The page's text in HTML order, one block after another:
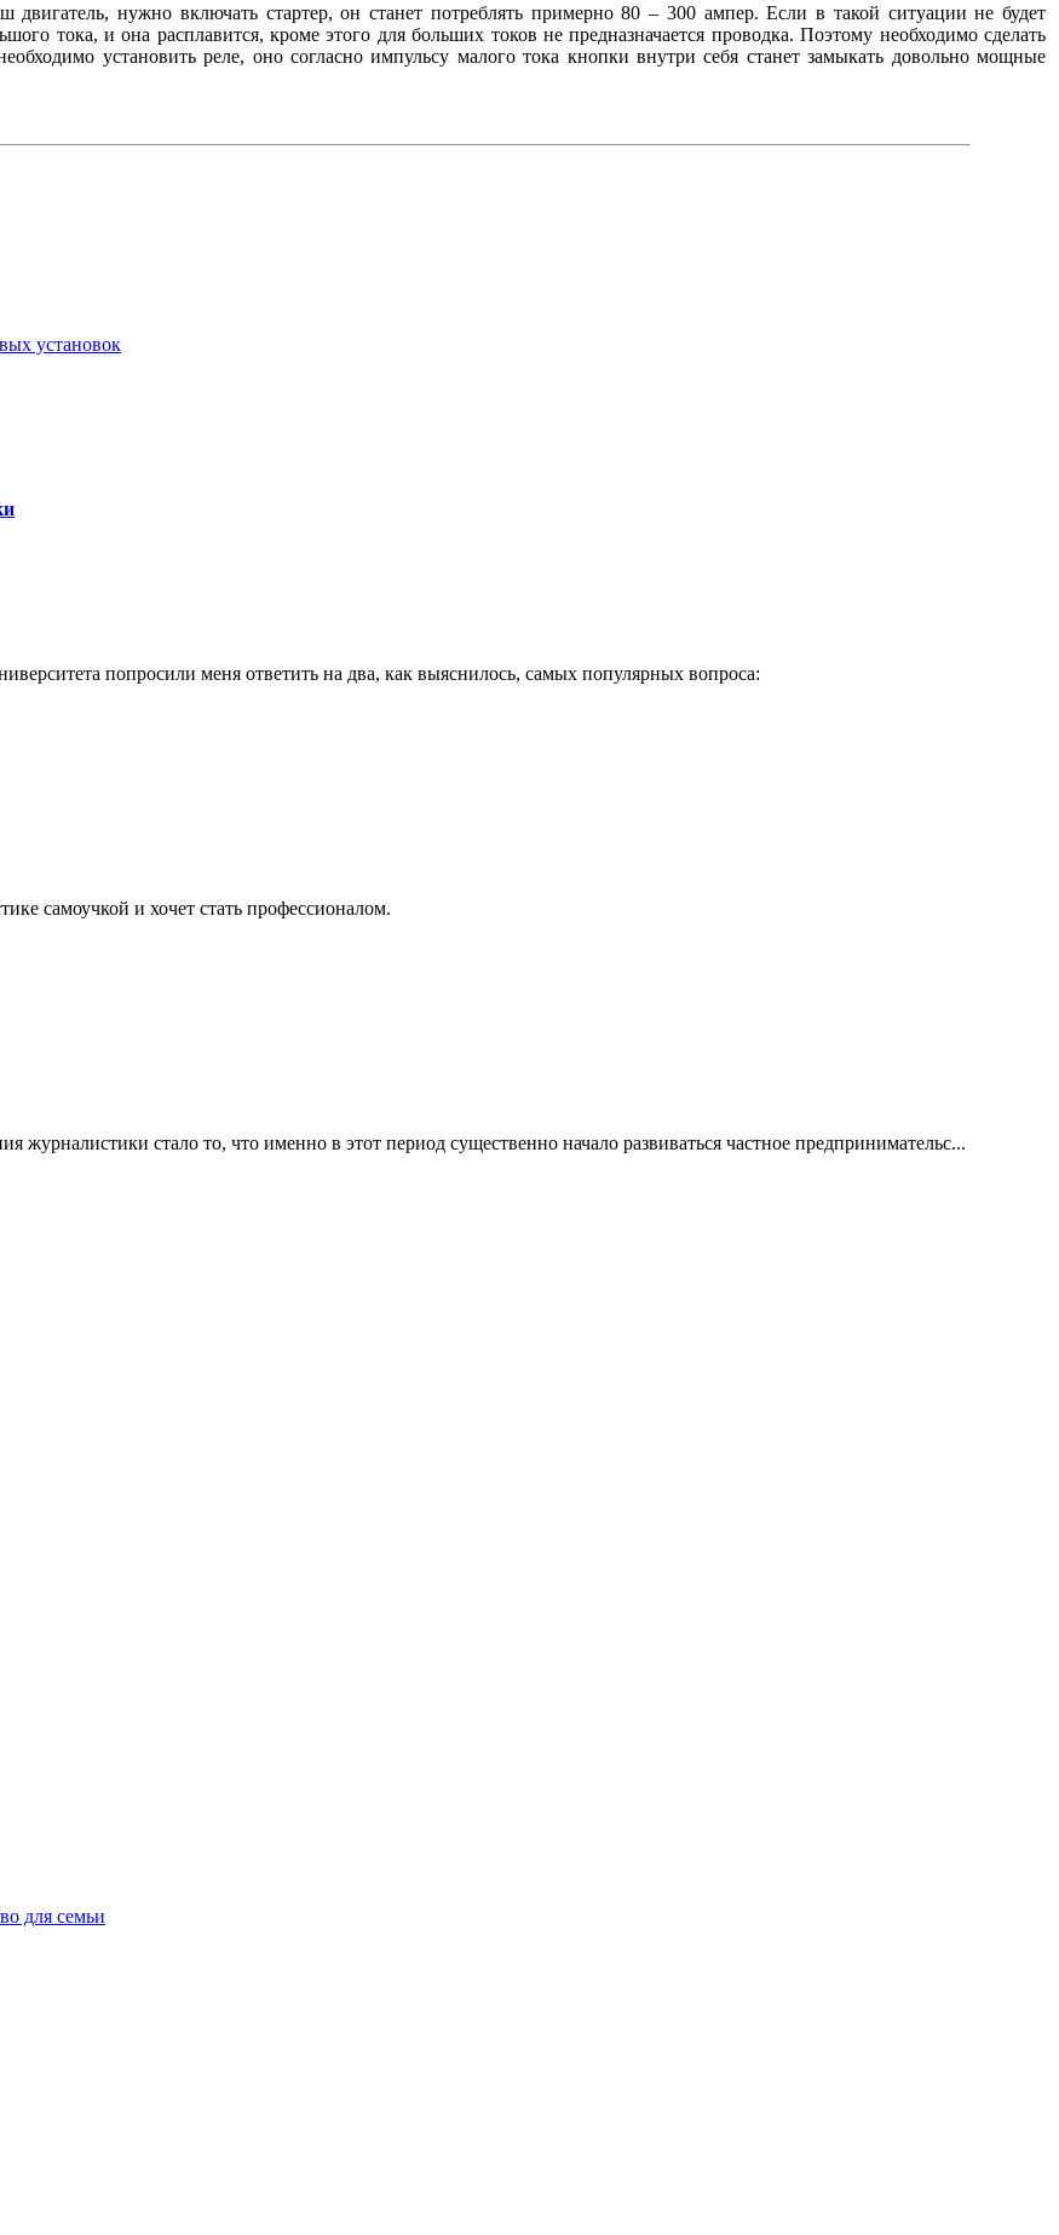
нужно включать стартер, он станет потреблять примерно 80 – 300 ампер. Если в такой ситуации не будет
тока, и она расплавится, кроме этого для больших токов не предназначается проводка. Поэтому необходимо сделать
установить реле, оно согласно импульсу малого тока кнопки внутри себя станет замыкать довольно мощные
установок
попросили меня ответить на два, как выяснилось, самых популярных вопроса:
самоучкой и хочет стать профессионалом.
журналистики стало то, что именно в этот период существенно начало развиваться частное предпринимательс...
для семьи